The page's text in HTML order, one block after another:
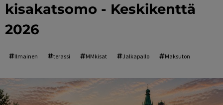
kisakatsomo - Keskikenttä
2026
Ilmainen terassi MMkisat Jalkapallo Maksuton